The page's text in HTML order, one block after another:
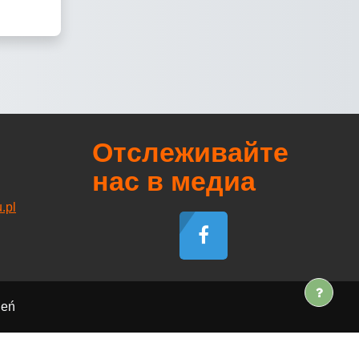
Отслеживайте
нас в медиа